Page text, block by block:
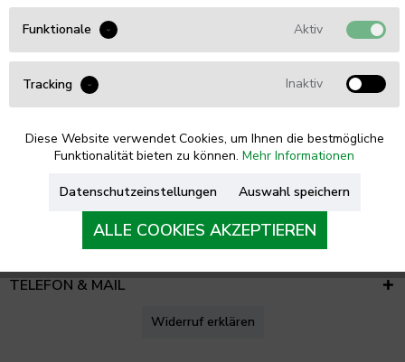
WIR BERATEN SIE GERNE
Tel. 0461 - 5749 85 54
UNTERNEHMEN
TELEFON & MAIL
Widerruf erklären
Funktionale Aktiv
Tracking Inaktiv
Diese Website verwendet Cookies, um Ihnen die bestmögliche
Funktionalität bieten zu können. Mehr Informationen
Datenschutzeinstellungen Auswahl speichern
ALLE COOKIES AKZEPTIEREN